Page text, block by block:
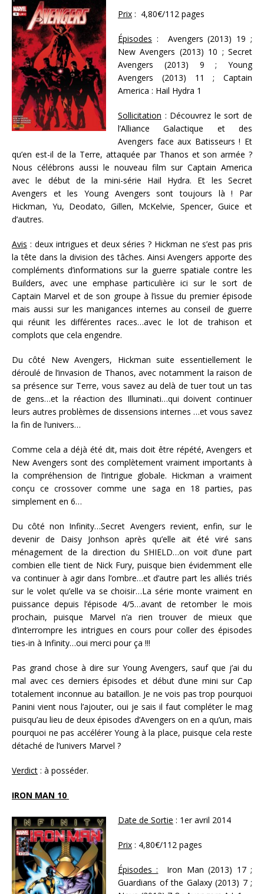
Prix : 4,80€/112 pages
Épisodes : Avengers (2013) 19 ;
New Avengers (2013) 10 ; Secret
Avengers (2013) 9 ; Young
Avengers (2013) 11 ; Captain
America : Hail Hydra 1
Sollicitation : Découvrez le sort de
l’Alliance Galactique et des
Avengers face aux Batisseurs ! Et
qu’en est-il de la Terre, attaquée par Thanos et son armée ?
Nous célébrons aussi le nouveau film sur Captain America
avec le début de la mini-série Hail Hydra. Et les Secret
Avengers et les Young Avengers sont toujours là ! Par
Hickman, Yu, Deodato, Gillen, McKelvie, Spencer, Guice et
d’autres.
Avis : deux intrigues et deux séries ? Hickman ne s’est pas pris
la tête dans la division des tâches. Ainsi Avengers apporte des
compléments d’informations sur la guerre spatiale contre les
Builders, avec une emphase particulière ici sur le sort de
Captain Marvel et de son groupe à l’issue du premier épisode
mais aussi sur les manigances internes au conseil de guerre
qui réunit les différentes races…avec le lot de trahison et
complots que cela engendre.
Du côté New Avengers, Hickman suite essentiellement le
déroulé de l’invasion de Thanos, avec notamment la raison de
sa présence sur Terre, vous savez au delà de tuer tout un tas
de gens…et la réaction des Illuminati…qui doivent continuer
leurs autres problèmes de dissensions internes …et vous savez
la fin de l’univers…
Comme cela a déjà été dit, mais doit être répété, Avengers et
New Avengers sont des complètement vraiment importants à
la compréhension de l’intrigue globale. Hickman a vraiment
conçu ce crossover comme une saga en 18 parties, pas
simplement en 6…
Du côté non Infinity…Secret Avengers revient, enfin, sur le
devenir de Daisy Jonhson après qu’elle ait été viré sans
ménagement de la direction du SHIELD…on voit d’une part
combien elle tient de Nick Fury, puisque bien évidemment elle
va continuer à agir dans l’ombre…et d’autre part les alliés triés
sur le volet qu’elle va se choisir…La série monte vraiment en
puissance depuis l’épisode 4/5…avant de retomber le mois
prochain, puisque Marvel n’a rien trouver de mieux que
d’interrompre les intrigues en cours pour coller des épisodes
ties-in à Infinity…oui merci pour ça !!!
Pas grand chose à dire sur Young Avengers, sauf que j’ai du
mal avec ces derniers épisodes et début d’une mini sur Cap
totalement inconnue au bataillon. Je ne vois pas trop pourquoi
Panini vient nous l’ajouter, oui je sais il faut compléter le mag
puisqu’au lieu de deux épisodes d’Avengers on en a qu’un, mais
pourquoi ne pas accélérer Young à la place, puisque cela reste
détaché de l’univers Marvel ?
Verdict : à posséder.
IRON MAN 10
Date de Sortie : 1er avril 2014
Prix : 4,80€/112 pages
Épisodes : Iron Man (2013) 17 ;
Guardians of the Galaxy (2013) 7 ;